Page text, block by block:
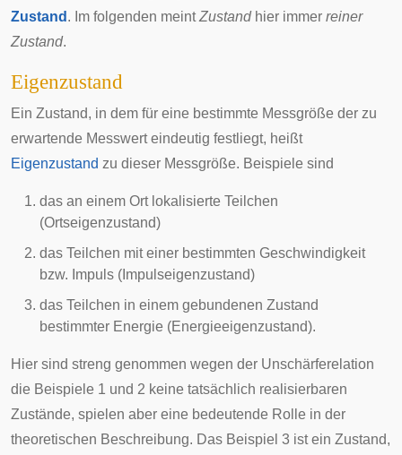
Zustand . Im folgenden meintZustandhier immer reiner
Zustand.
Eigenzustand
Ein Zustand, in dem für eine bestimmte Messgröße der zu
erwartende Messwert eindeutig festliegt, heißt
Eigenzustand zu dieser Messgröße. Beispiele sind
das an einem Ort lokalisierte Teilchen
(Ortseigenzustand)
das Teilchen mit einer bestimmten Geschwindigkeit
bzw. Impuls (Impulseigenzustand)
das Teilchen in einem gebundenen Zustand
bestimmter Energie (Energieeigenzustand).
Hier sind streng genommen wegen der Unschärferelation
die Beispiele 1 und 2 keine tatsächlich realisierbaren
Zustände, spielen aber eine bedeutende Rolle in der
theoretischen Beschreibung. Das Beispiel 3 ist ein Zustand,